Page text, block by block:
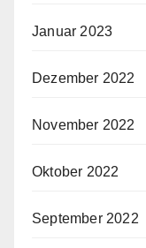
Januar 2023
Dezember 2022
November 2022
Oktober 2022
September 2022